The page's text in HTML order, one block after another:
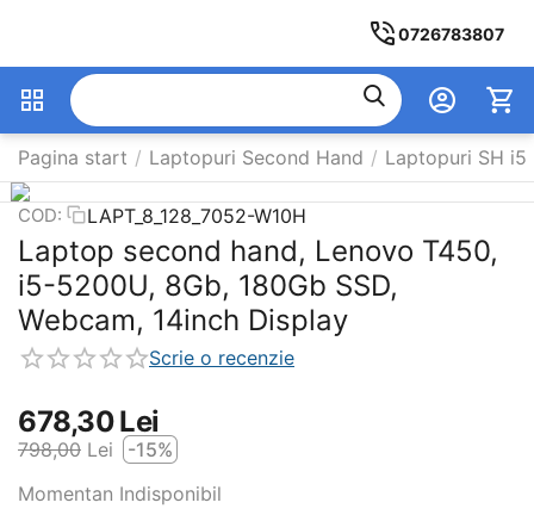
0726783807
Pagina start / Laptopuri Second Hand / Laptopuri SH i5
COD: LAPT_8_128_7052-W10H
Laptop second hand, Lenovo T450,
i5-5200U, 8Gb, 180Gb SSD,
Webcam, 14inch Display
Scrie o recenzie
678,30Lei
798,00 Lei
-15%
Momentan Indisponibil